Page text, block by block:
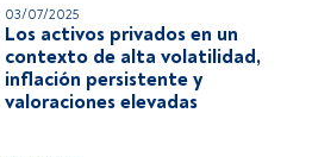
03/07/2025
Los activos privados en un
contexto de alta volatilidad,
inflación persistente y
valoraciones elevadas